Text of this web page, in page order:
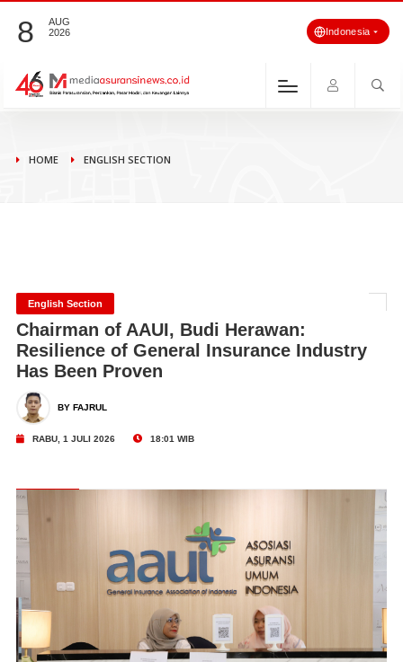
8
AUG
2026
Indonesia
HOME ENGLISH SECTION
English Section
Chairman of AAUI, Budi Herawan:
Resilience of General Insurance Industry
Has Been Proven
BY FAJRUL
RABU, 1 JULI 2026 18:01 WIB